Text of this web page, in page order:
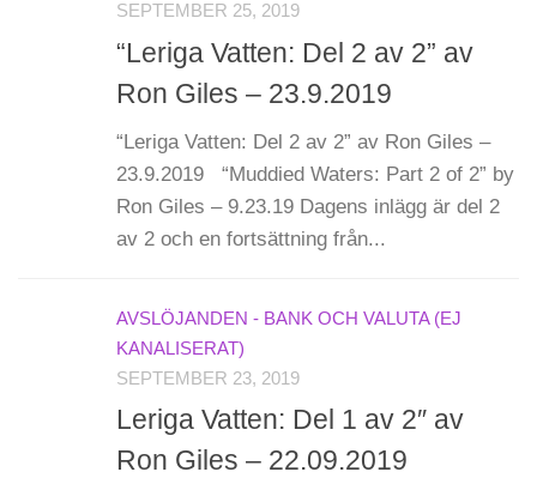
SEPTEMBER 25, 2019
“Leriga Vatten: Del 2 av 2” av
Ron Giles – 23.9.2019
“Leriga Vatten: Del 2 av 2” av Ron Giles –
23.9.2019 “Muddied Waters: Part 2 of 2” by
Ron Giles – 9.23.19 Dagens inlägg är del 2
av 2 och en fortsättning från...
AVSLÖJANDEN - BANK OCH VALUTA (EJ
KANALISERAT)
SEPTEMBER 23, 2019
Leriga Vatten: Del 1 av 2″ av
Ron Giles – 22.09.2019